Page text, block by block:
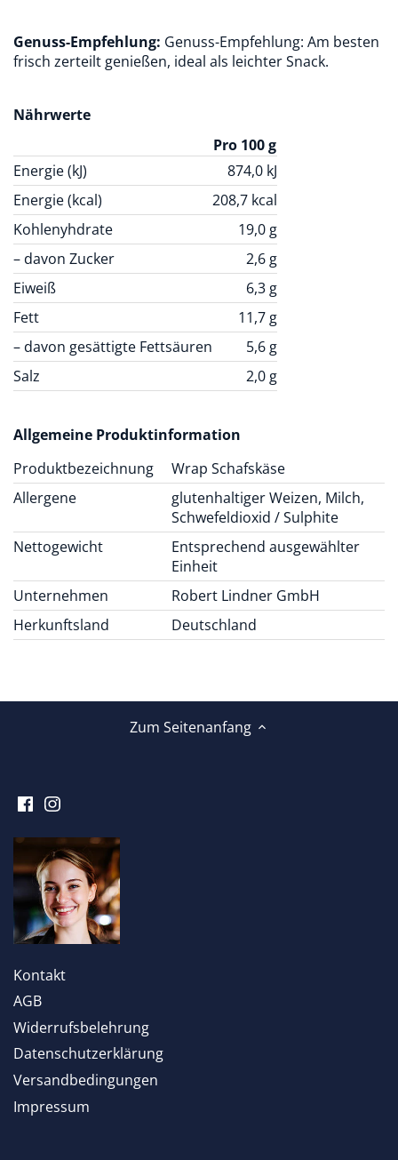
Genuss-Empfehlung: Genuss-Empfehlung: Am besten
frisch zerteilt genießen, ideal als leichter Snack.
Nährwerte
Pro 100 g
Energie (kJ)
874,0 kJ
Energie (kcal)
208,7 kcal
Kohlenyhdrate
19,0 g
– davon Zucker
2,6 g
Eiweiß
6,3 g
Fett
11,7 g
– davon gesättigte Fettsäuren
5,6 g
Salz
2,0 g
Allgemeine Produktinformation
Produktbezeichnung
Wrap Schafskäse
Allergene
glutenhaltiger Weizen, Milch,
Schwefeldioxid / Sulphite
Nettogewicht
Entsprechend ausgewählter
Einheit
Unternehmen
Robert Lindner GmbH
Herkunftsland
Deutschland
Zum Seitenanfang
Kontakt
AGB
Widerrufsbelehrung
Datenschutzerklärung
Versandbedingungen
Impressum